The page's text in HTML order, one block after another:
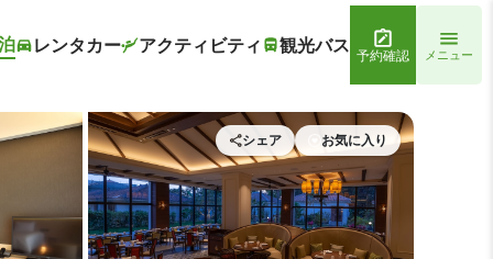
レンタカー アクティビティ 観光バス 予約確認 メニュー
シェア お気に入り